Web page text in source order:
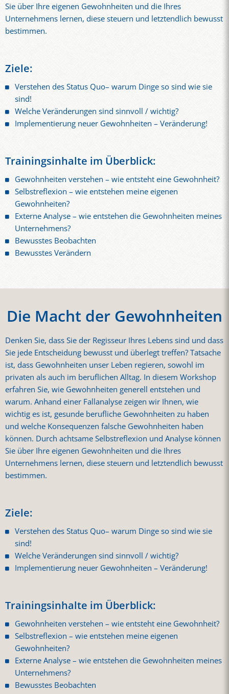
Sie über Ihre eigenen Gewohnheiten und die Ihres
Unternehmens lernen, diese steuern und letztendlich bewusst
bestimmen.
Ziele:
Verstehen des Status Quo– warum Dinge so sind wie sie
sind!
Welche Veränderungen sind sinnvoll / wichtig?
Implementierung neuer Gewohnheiten – Veränderung!
Trainingsinhalte im Überblick:
Gewohnheiten verstehen – wie entsteht eine Gewohnheit?
Selbstreflexion – wie entstehen meine eigenen
Gewohnheiten?
Externe Analyse – wie entstehen die Gewohnheiten meines
Unternehmens?
Bewusstes Beobachten
Bewusstes Verändern
Die Macht der Gewohnheiten
Denken Sie, dass Sie der Regisseur Ihres Lebens sind und dass
Sie jede Entscheidung bewusst und überlegt treffen? Tatsache
ist, dass Gewohnheiten unser Leben regieren, sowohl im
privaten als auch im beruflichen Alltag. In diesem Workshop
erfahren Sie, wie Gewohnheiten generell entstehen und
warum. Anhand einer Fallanalyse zeigen wir Ihnen, wie
wichtig es ist, gesunde berufliche Gewohnheiten zu haben
und welche Konsequenzen falsche Gewohnheiten haben
können. Durch achtsame Selbstreflexion und Analyse können
Sie über Ihre eigenen Gewohnheiten und die Ihres
Unternehmens lernen, diese steuern und letztendlich bewusst
bestimmen.
Ziele:
Verstehen des Status Quo– warum Dinge so sind wie sie
sind!
Welche Veränderungen sind sinnvoll / wichtig?
Implementierung neuer Gewohnheiten – Veränderung!
Trainingsinhalte im Überblick:
Gewohnheiten verstehen – wie entsteht eine Gewohnheit?
Selbstreflexion – wie entstehen meine eigenen
Gewohnheiten?
Externe Analyse – wie entstehen die Gewohnheiten meines
Unternehmens?
Bewusstes Beobachten